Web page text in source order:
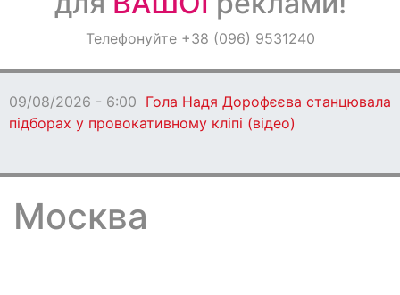
ОголошенняТелефонуйте +38 (096) 9531240
08/08/2026 - 17:51 Діти Захисників з
прямують на відпочинок до
Москва